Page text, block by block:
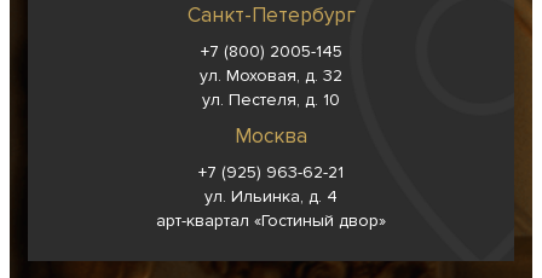
Санкт-Петербург
+7 (800) 2005-145
ул. Моховая, д. 32
ул. Пестеля, д. 10
Москва
+7 (925) 963-62-21
ул. Ильинка, д. 4
арт-квартал «Гостиный двор»